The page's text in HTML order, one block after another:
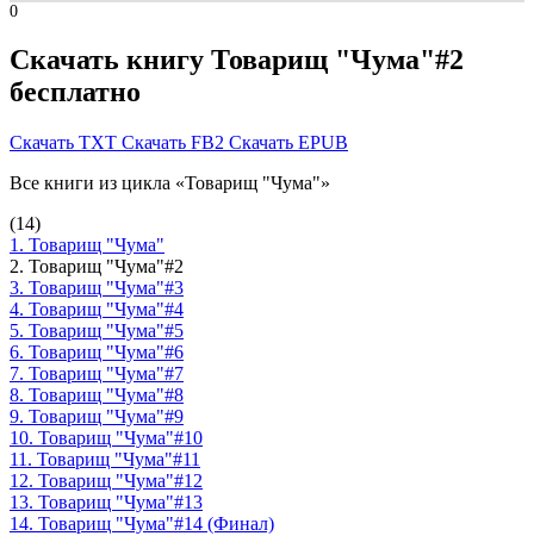
0
Скачать книгу Товарищ "Чума"#2
бесплатно
Скачать TXT Скачать FB2 Скачать EPUB
Все книги из цикла «Товарищ "Чума"»
(14)
1. Товарищ "Чума"
2. Товарищ "Чума"#2
3. Товарищ "Чума"#3
4. Товарищ "Чума"#4
5. Товарищ "Чума"#5
6. Товарищ "Чума"#6
7. Товарищ "Чума"#7
8. Товарищ "Чума"#8
9. Товарищ "Чума"#9
10. Товарищ "Чума"#10
11. Товарищ "Чума"#11
12. Товарищ "Чума"#12
13. Товарищ "Чума"#13
14. Товарищ "Чума"#14 (Финал)